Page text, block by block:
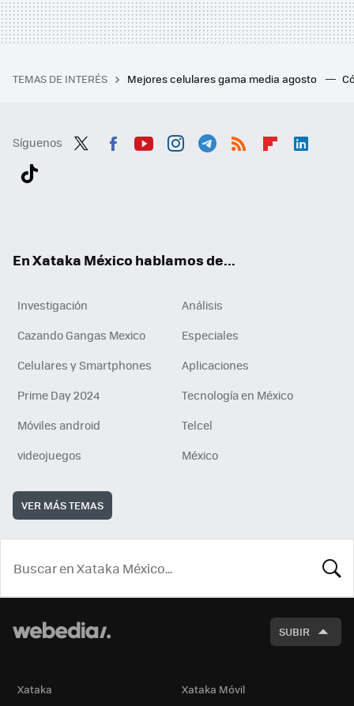
TEMAS DE INTERÉS Mejores celulares gama media agosto
Síguenos
En Xataka México hablamos de...
Investigación
Análisis
Cazando Gangas Mexico
Especiales
Celulares y Smartphones
Aplicaciones
Prime Day 2024
Tecnología en México
Móviles android
Telcel
videojuegos
México
VER MÁS TEMAS
SUBIR
Xataka Xataka Móvil